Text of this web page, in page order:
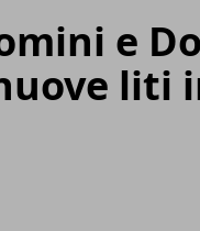
e
liti